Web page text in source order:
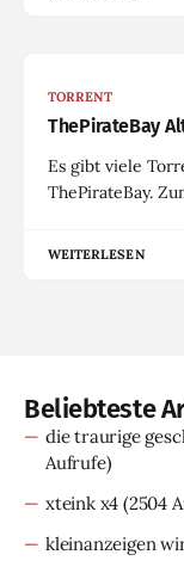
TORRENT
ThePirateBay
Es gibt viele
ThePirateBay.
WEITERLESEN
Beliebteste
die traurige
Aufrufe)
xteink x4 (2504
kleinanzeigen